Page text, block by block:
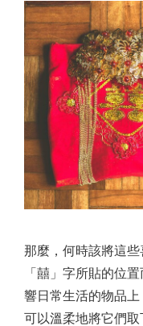
那麼，何時該將這
「囍」字所貼的位
響日常生活的物品
可以溫柔地將它們